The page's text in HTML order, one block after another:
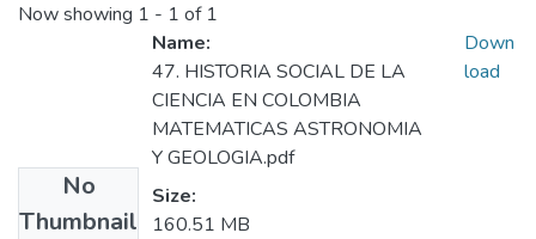
Now showing 1 - 1 of 1
No
Thumbnail
Name:
47. HISTORIA SOCIAL DE LA
CIENCIA EN COLOMBIA
MATEMATICAS ASTRONOMIA
Y GEOLOGIA.pdf
Size:
160.51 MB
Down
load